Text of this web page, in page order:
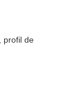
profil de